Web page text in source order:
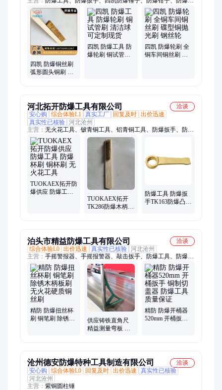
棍、防爆螺丝刀、防爆敲击扳手、防爆锨、防爆勾扳手、防爆开
桶扳手、青铜防爆工具
四凯 防爆铜丝刷
弧形圆头铜刷 清
四凯 防爆工具 防
爆轮刷 铜试管刷
四凯 防爆轮刷 全
铜车间铜丝刷 碟
河北拓开防爆工具有限公司
洽谈
安心购
综合体验L1 真实工厂 回复及时 出价迅速
真实性已核验 河北沧州
主营： 无火花工具、铍青铜工具、铝青铜工具、防爆扳手、防爆
钳子、防爆锤子、防爆螺丝刀、防爆工具、防爆套筒、防爆起
子、防爆工具套装、防爆F扳手、防爆活扳手、防爆梅花扳手、
防爆开口扳手、防爆撬棍、防爆铲、防爆桶、防爆敲击扳手、铜
扳手、铜锤、铜合金工具、黄铜锤、紫铜锤、铜锹
TUOKAEX拓开防
爆供应 防爆工具
TUOKAEX拓开
TK286防爆木柄刷
防爆工具 防爆扳
手TK163防爆凸形
泊头市精益防爆工具有限公司
洽谈
综合体验L0 出价迅速 真实性已核验 河北沧州
主营： 手摇警报器、手摇报警器、敲击扳手、防爆工具、防爆扳
手、防爆手锤、防爆手拉葫芦、防爆套筒、防爆锹、花岗岩平
台、铜扳手、铜锤、铸铁平台、检测平台、阀门扳手、垫铁、研
磨平台、磁性V型架、镁铝平尺、检验平台、方箱、敲击梅花扳
手、大理石平台
精防 防爆扭丝杯
刷 铜笔刷 除锈木
供应铸铁直角尺
精益测量弯板 检
精防 防爆开桶器
520mm 开桶扳手
沧州德安防爆特种工具制造有限公司
洽谈
安心购
综合体验L0 回复及时 出价迅速
真实性已核验
河北沧州
主营： 紫铜圆柱锤